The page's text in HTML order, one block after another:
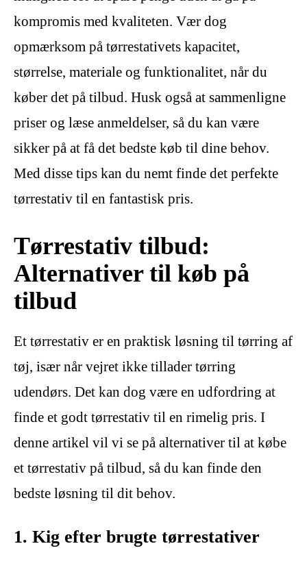
kompromis med kvaliteten. Vær dog
opmærksom på tørrestativets kapacitet,
størrelse, materiale og funktionalitet, når du
køber det på tilbud. Husk også at sammenligne
priser og læse anmeldelser, så du kan være
sikker på at få det bedste køb til dine behov.
Med disse tips kan du nemt finde det perfekte
tørrestativ til en fantastisk pris.
Tørrestativ tilbud:
Alternativer til køb på
tilbud
Et tørrestativ er en praktisk løsning til tørring af
tøj, især når vejret ikke tillader tørring
udendørs. Det kan dog være en udfordring at
finde et godt tørrestativ til en rimelig pris. I
denne artikel vil vi se på alternativer til at købe
et tørrestativ på tilbud, så du kan finde den
bedste løsning til dit behov.
1. Kig efter brugte tørrestativer